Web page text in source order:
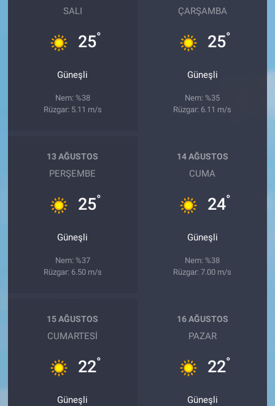
SALI
25°
Güneşli
Nem: %38
Rüzgar: 5.11 m/s
ÇARŞAMBA
25°
Güneşli
Nem: %35
Rüzgar: 6.11 m/s
13 AĞUSTOS
PERŞEMBE
25°
Güneşli
Nem: %37
Rüzgar: 6.50 m/s
14 AĞUSTOS
CUMA
24°
Güneşli
Nem: %38
Rüzgar: 7.00 m/s
15 AĞUSTOS
CUMARTESI
22°
Güneşli
16 AĞUSTOS
PAZAR
22°
Güneşli